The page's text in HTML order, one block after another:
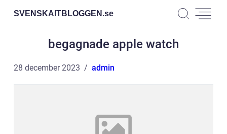
SVENSKAITBLOGGEN.se
begagnade apple watch
28 december 2023 admin